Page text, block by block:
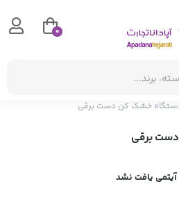
خشک کن دست برقی
برقی
یافت نشد
0